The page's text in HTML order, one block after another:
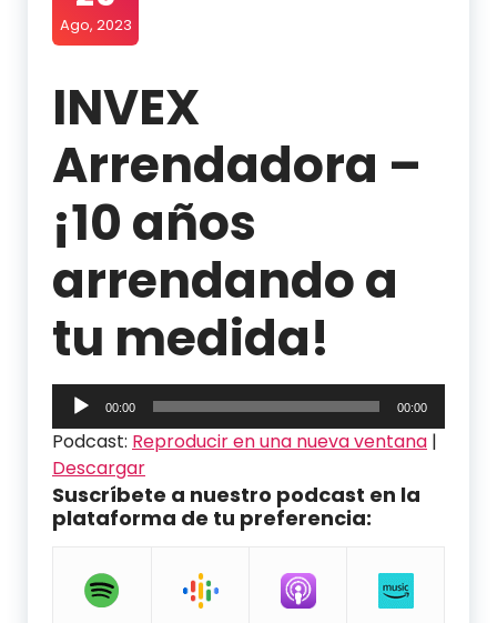
Ago, 2023
INVEX
Arrendadora –
¡10 años
arrendando a
tu medida!
Reproductor
de
audio
00:00 00:00
Podcast: Reproducir en una nueva ventana |
Descargar
Suscríbete a nuestro podcast en la
plataforma de tu preferencia: